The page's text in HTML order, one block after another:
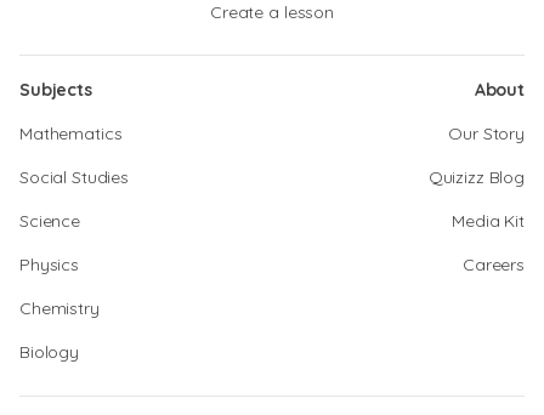
Create a lesson
Subjects
Mathematics
Social Studies
Science
Physics
Chemistry
Biology
About
Our Story
Quizizz Blog
Media Kit
Careers